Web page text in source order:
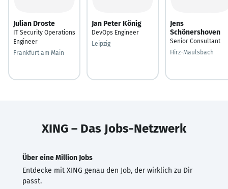
Julian Droste
IT Security Operations
Engineer
Frankfurt am Main
Jan Peter König
DevOps Engineer
Leipzig
Jens
Schönershoven
Senior Consultant
Hirz-Maulsbach
XING – Das Jobs-Netzwerk
Über eine Million Jobs
Entdecke mit XING genau den Job, der wirklich zu Dir
passt.